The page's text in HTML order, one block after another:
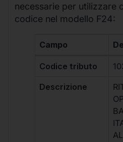
necessarie per utilizzare
codice nel modello F24:
Campo
Codice tributo
Descrizione